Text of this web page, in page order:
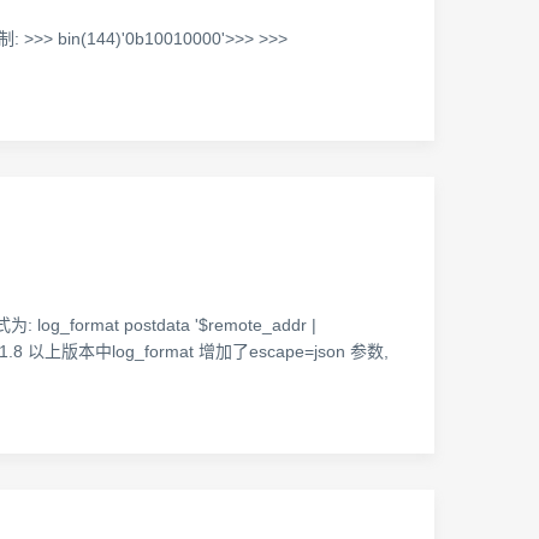
: >>> bin(144)'0b10010000'>>> >>>
为: log_format postdata '$remote_addr |
以上版本中log_format 增加了escape=json 参数,